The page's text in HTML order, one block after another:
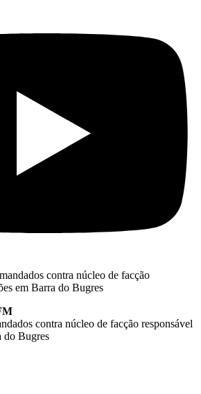
contra núcleo de facção responsável
do Bugres